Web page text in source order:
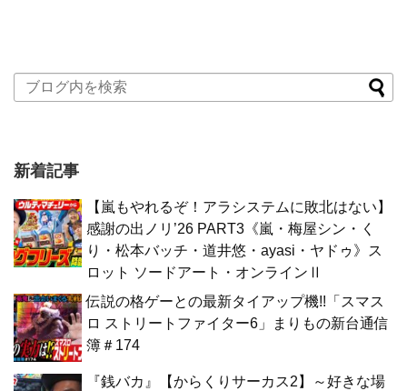
新着記事
【嵐もやれるぞ！アラシステムに敗北はない】
感謝の出ノリ’26 PART3《嵐・梅屋シン・く
り・松本バッチ・道井悠・ayasi・ヤドゥ》ス
ロット ソードアート・オンラインⅡ
伝説の格ゲーとの最新タイアップ機!!「スマス
ロ ストリートファイター6」まりもの新台通信
簿＃174
『銭バカ』【からくりサーカス2】～好きな場